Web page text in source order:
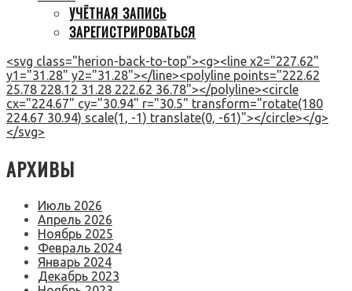
УЧЁТНАЯ ЗАПИСЬ
ЗАРЕГИСТРИРОВАТЬСЯ
<svg class="herion-back-to-top"><g><line x2="227.62"
y1="31.28" y2="31.28"></line><polyline points="222.62
25.78 228.12 31.28 222.62 36.78"></polyline><circle
cx="224.67" cy="30.94" r="30.5" transform="rotate(180
224.67 30.94) scale(1, -1) translate(0, -61)"></circle></g>
</svg>
АРХИВЫ
Июль 2026
Апрель 2026
Ноябрь 2025
Февраль 2024
Январь 2024
Декабрь 2023